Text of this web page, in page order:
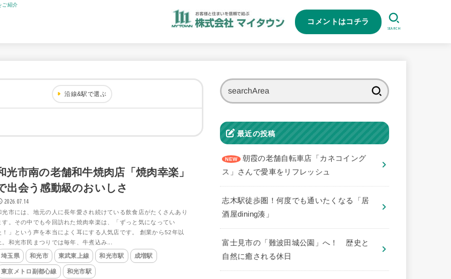
ご紹介
コメントはコチラ
SEARCH
沿線&駅で選ぶ
光市南の老舗和牛焼肉店「焼肉幸楽」
出会う感動級のおいしさ
2026.07.14
光市には、地元の人に長年愛され続けている飲食店がたくさんあり
す。その中でも今回訪れた焼肉幸楽は、「ずっと気になってい
！」という声を本当によく耳にする人気店です。 創業から52年以
。和光市民まつりでは毎年、牛煮込み...
埼玉県 和光市 東武東上線 和光市駅 成増駅
東京メトロ副都心線 和光市駅
最近の投稿
朝霞の老舗自転車店「カネコイング
ス」さんで愛車をリフレッシュ
志木駅徒歩圏！何度でも通いたくなる「居
酒屋dining湊」
​富士見市の「難波田城公園」へ！ 歴史と
自然に癒される休日